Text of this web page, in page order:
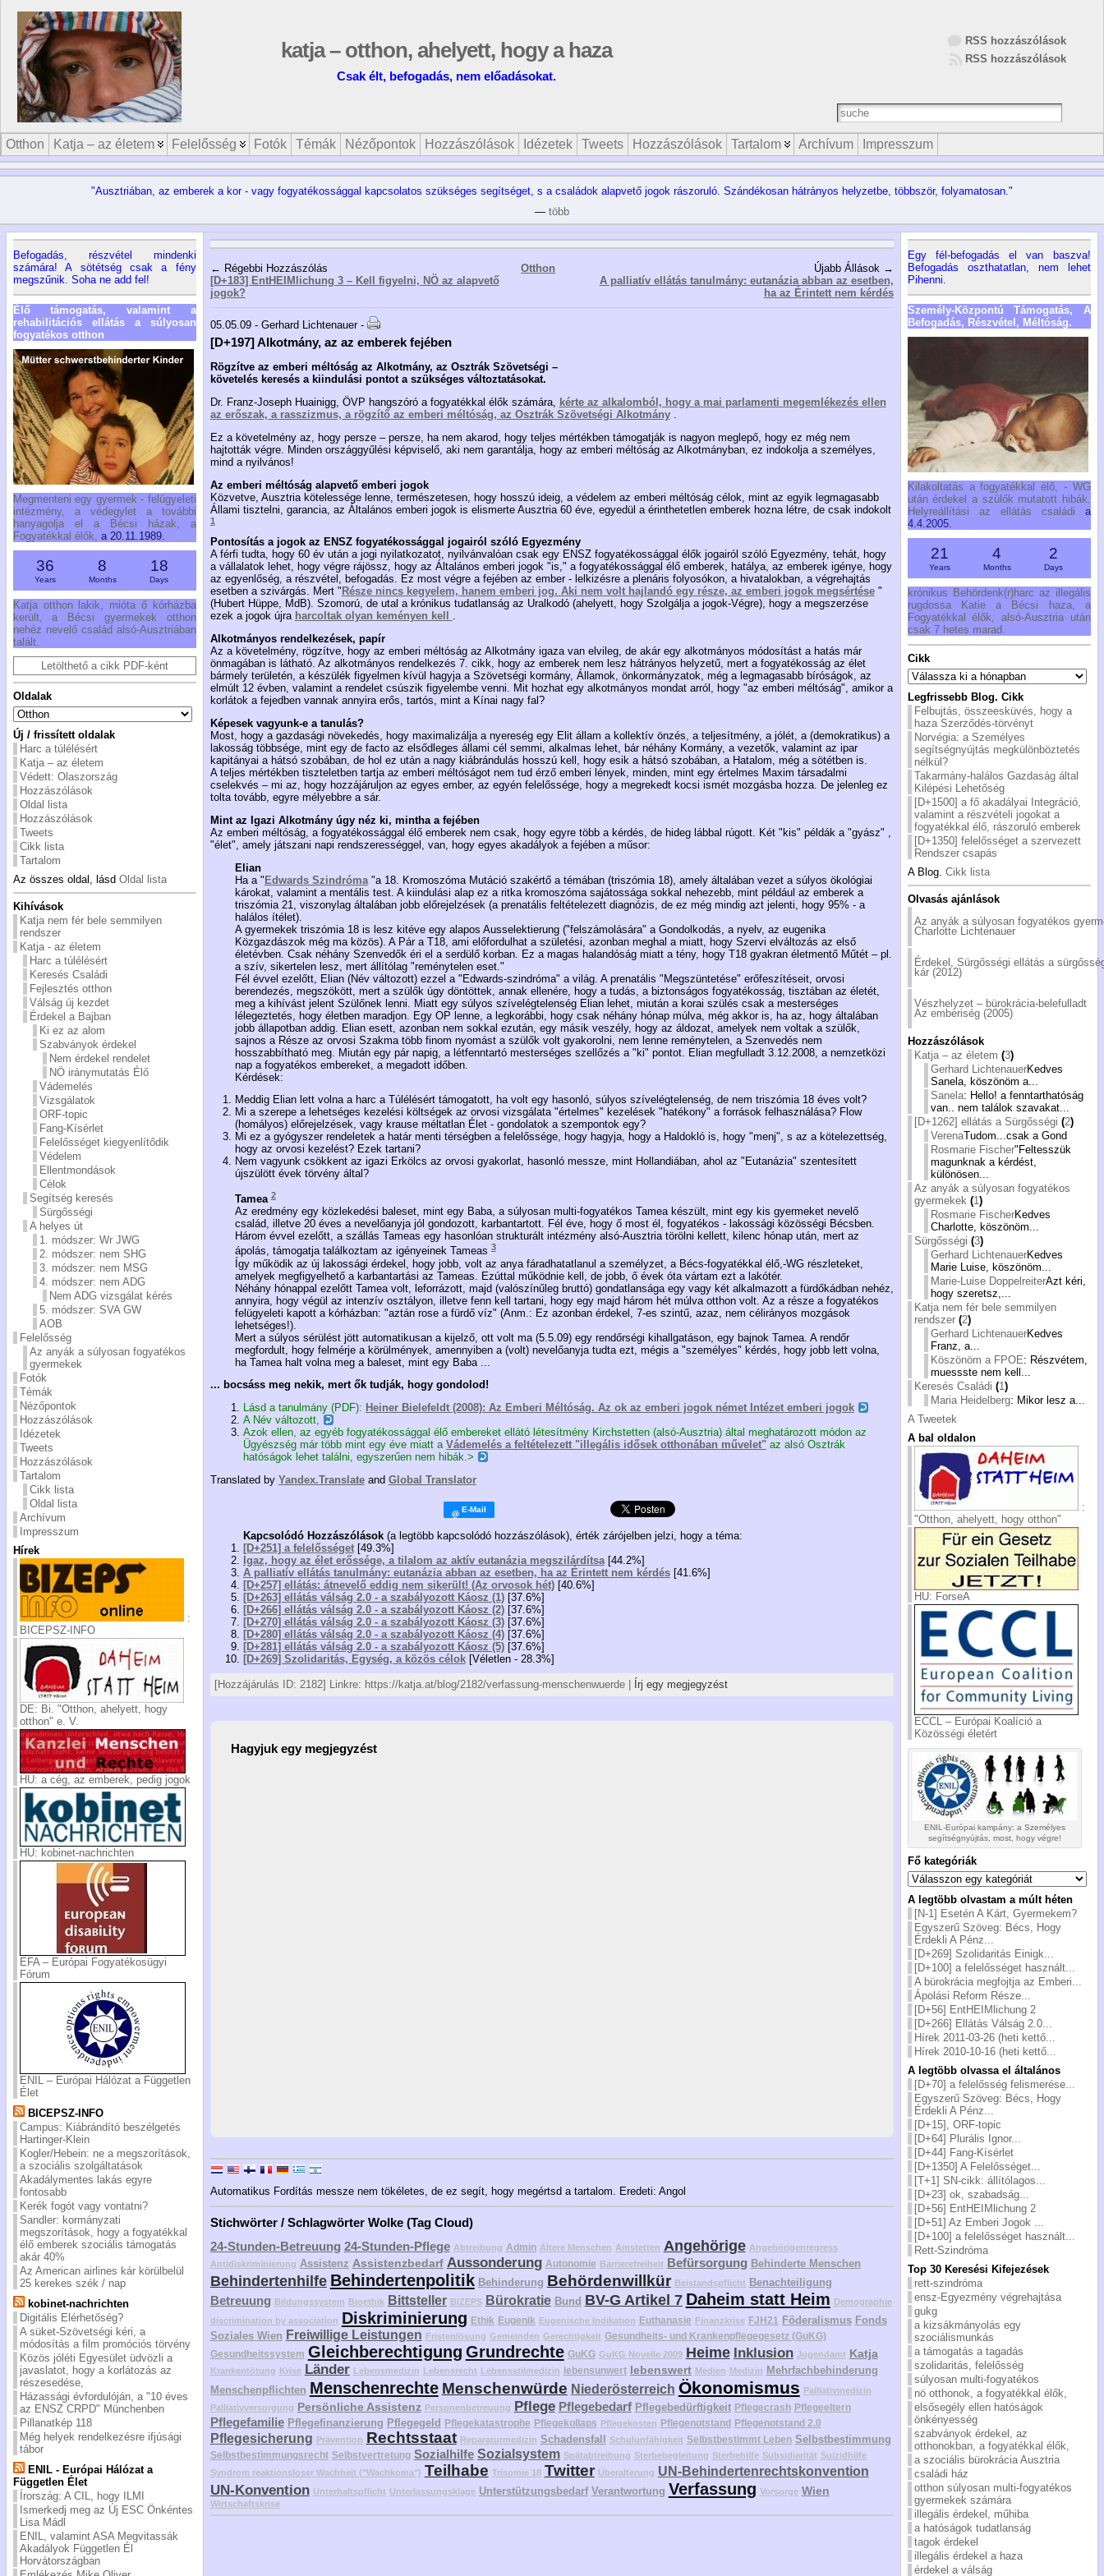
katja – otthon, ahelyett, hogy a haza
Csak élt, befogadás, nem előadásokat.
RSS hozzászólások
RSS hozzászólások
Otthon Katja – az életem Felelősség Fotók Témák Nézőpontok Hozzászólások Idézetek Tweets Hozzászólások Tartalom Archívum Impresszum
"Ausztriában, az emberek a kor - vagy fogyatékossággal kapcsolatos szükséges segítséget, s a családok alapvető jogok rászoruló. Szándékosan hátrányos helyzetbe, többször, folyamatosan."
— több
Befogadás, részvétel mindenki
számára! A sötétség csak a fény
megszűnik. Soha ne add fel!
Élő támogatás, valamint a
rehabilitációs ellátás a súlyosan
fogyatékos otthon
Megmenteni egy gyermek - felügyeleti
intézmény, a védegylet a további
hanyagolja el a Bécsi házak, a
Fogyatékkal élők, a 20.11.1989.
36
Years
8
Months
18
Days
Katja otthon lakik, mióta ő kórházba
került, a Bécsi gyermekek otthon
nehéz nevelő család alsó-Ausztriában
talált.
Letölthető a cikk PDF-ként
Oldalak
Új / frissített oldalak
Harc a túlélésért
Katja – az életem
Védett: Olaszország
Hozzászólások
Oldal lista
Hozzászólások
Tweets
Cikk lista
Tartalom
Az összes oldal, lásd Oldal lista
Kihívások
Katja nem fér bele semmilyen
rendszer
Katja - az életem
Harc a túlélésért
Keresés Családi
Fejlesztés otthon
Válság új kezdet
Érdekel a Bajban
Ki ez az alom
Szabványok érdekel
Nem érdekel rendelet
NÖ iránymutatás Élő
Vádemelés
Vizsgálatok
ORF-topic
Fang-Kísérlet
Felelősséget kiegyenlítődik
Védelem
Ellentmondások
Célok
Segítség keresés
Sürgősségi
A helyes út
1. módszer: Wr JWG
2. módszer: nem SHG
3. módszer: nem MSG
4. módszer: nem ADG
Nem ADG vizsgálat kérés
5. módszer: SVA GW
AOB
Felelősség
Az anyák a súlyosan fogyatékos
gyermekek
Fotók
Témák
Nézőpontok
Hozzászólások
Idézetek
Tweets
Hozzászólások
Tartalom
Cikk lista
Oldal lista
Archívum
Impresszum
Hírek
:
BICEPSZ-INFO
DE: Bi. "Otthon, ahelyett, hogy
otthon" e. V.
HU: a cég, az emberek, pedig jogok
HU: kobinet-nachrichten
EFA – Európai Fogyatékosügyi
Fórum
ENIL – Európai Hálózat a Független
Élet
BICEPSZ-INFO
Campus: Kiábrándító beszélgetés
Hartinger-Klein
Kogler/Hebein: ne a megszorítások,
a szociális szolgáltatások
Akadálymentes lakás egyre
fontosabb
Kerék fogót vagy vontatni?
Sandler: kormányzati
megszorítások, hogy a fogyatékkal
élő emberek szociális támogatás
akár 40%
Az American airlines kár körülbelül
25 kerekes szék / nap
kobinet-nachrichten
Digitális Elérhetőség?
A süket-Szövetségi kéri, a
módosítás a film promóciós törvény
Közös jóléti Egyesület üdvözli a
javaslatot, hogy a korlátozás az
részesedése,
Házassági évfordulóján, a "10 éves
az ENSZ CRPD" Münchenben
Pillanatkép 118
Még helyek rendelkezésre ifjúsági
tábor
ENIL - Európai Hálózat a
Független Élet
Írország: A CIL, hogy ILMI
Ismerkedj meg az Új ESC Önkéntes
Lisa Mádl
ENIL, valamint ASA Megvitassák
Akadályok Független Él
Horvátországban
← Régebbi Hozzászólás
[D+183] EntHEIMlichung 3 – Kell figyelni, NÖ az alapvető
jogok?
Otthon
Újabb Állások →
A palliatív ellátás tanulmány: eutanázia abban az esetben,
ha az Érintett nem kérdés
05.05.09 - Gerhard Lichtenauer -
[D+197] Alkotmány, az az emberek fejében
Rögzítve az emberi méltóság az Alkotmány, az Osztrák Szövetségi –
követelés keresés a kiindulási pontot a szükséges változtatásokat.
Dr. Franz-Joseph Huainigg, ÖVP hangszóró a fogyatékkal élők számára,
kérte az alkalomból, hogy a mai parlamenti megemlékezés ellen
az erőszak, a rasszizmus, a rögzítő az emberi méltóság, az Osztrák Szövetségi Alkotmány.
Ez a követelmény az, hogy persze – persze, ha nem akarod, hogy teljes mértékben támogatják is nagyon meglepő, hogy ez még nem
hajtották végre. Minden országgyűlési képviselő, aki nem garantálja, hogy az emberi méltóság az Alkotmányban, ez indokolja a személyes,
mind a nyilvános!
Az emberi méltóság alapvető emberi jogok
Közvetve, Ausztria kötelessége lenne, természetesen, hogy hosszú ideig, a védelem az emberi méltóság célok, mint az egyik legmagasabb
Állami tisztelni, garancia, az Általános emberi jogok is elismerte Ausztria 60 éve, egyedül a érinthetetlen emberek hozna létre, de csak indokolt
1
Pontosítás a jogok az ENSZ fogyatékossággal jogairól szóló Egyezmény
A férfi tudta, hogy 60 év után a jogi nyilatkozatot, nyilvánvalóan csak egy ENSZ fogyatékossággal élők jogairól szóló Egyezmény, tehát, hogy
a vállalatok lehet, hogy végre rájössz, hogy az Általános emberi jogok "is," a fogyatékossággal élő emberek, hatálya, az emberek igénye, hogy
az egyenlőség, a részvétel, befogadás. Ez most végre a fejében az ember - lelkizésre a plenáris folyosókon, a hivatalokban, a végrehajtás
esetben a szivárgás. Mert " Része nincs kegyelem, hanem emberi jog. Aki nem volt hajlandó egy része, az emberi jogok megsértése"
(Hubert Hüppe, MdB). Szomorú, de utal a krónikus tudatlanság az Uralkodó (ahelyett, hogy Szolgálja a jogok-Végre), hogy a megszerzése
ezek a jogok újra harcoltak olyan keményen kell .
Alkotmányos rendelkezések, papír
Az a követelmény, rögzítve, hogy az emberi méltóság az Alkotmány igaza van elvileg, de akár egy alkotmányos módosítást a hatás már
önmagában is látható. Az alkotmányos rendelkezés 7. cikk, hogy az emberek nem lesz hátrányos helyzetű, mert a fogyatékosság az élet
bármely területén, a készülék figyelmen kívül hagyja a Szövetségi kormány, Államok, önkormányzatok, még a legmagasabb bíróságok, az
elmúlt 12 évben, valamint a rendelet csúszik figyelembe venni. Mit hozhat egy alkotmányos mondat arról, hogy "az emberi méltóság", amikor a
korlátok a fejedben vannak annyira erős, tartós, mint a Kínai nagy fal?
Képesek vagyunk-e a tanulás?
Most, hogy a gazdasági növekedés, hogy maximalizálja a nyereség egy Elit állam a kollektív önzés, a teljesítmény, a jólét, a (demokratikus) a
lakosság többsége, mint egy de facto az elsődleges állami cél semmi, alkalmas lehet, bár néhány Kormány, a vezetők, valamint az ipar
kapitányai a hátsó szobában, de hol ez után a nagy kiábrándulás hosszú kell, hogy esik a hátsó szobában, a Hatalom, még a sötétben is.
A teljes mértékben tiszteletben tartja az emberi méltóságot nem tud érző emberi lények, minden, mint egy értelmes Maxim társadalmi
cselekvés – mi az, hogy hozzájáruljon az egyes ember, az egyén felelőssége, hogy a megrekedt kocsi ismét mozgásba hozza. De jelenleg ez
tolta tovább, egyre mélyebbre a sár.
Mint az Igazi Alkotmány úgy néz ki, mintha a fejében
Az emberi méltóság, a fogyatékossággal élő emberek nem csak, hogy egyre több a kérdés, de hideg lábbal rúgott. Két "kis" példák a "gyász" ,
"élet", amely játszani napi rendszerességgel, van, hogy egyes akadályok a fejében a műsor:
Elian
Ha a "Edwards Szindróma"a 18. Kromoszóma Mutáció szakértő a témában (triszómia 18), amely általában vezet a súlyos ökológiai
károkat, valamint a mentális test. A kiindulási alap ez a ritka kromoszóma sajátossága sokkal nehezebb, mint például az emberek a
triszómia 21, viszonylag általában jobb előrejelzések (a prenatális feltételezett diagnózis, de ez még mindig azt jelenti, hogy 95% - a
halálos ítélet).
A gyermekek triszómia 18 is lesz kitéve egy alapos Ausselektierung ("felszámolására" a Gondolkodás, a nyelv, az eugenika
Közgazdászok még ma közös). A Pár a T18, ami előfordulhat a születési, azonban meghal a miatt, hogy Szervi elváltozás az első
életévben. Csak néhány Szenvedők éri el a serdülő korban. Ez a magas halandóság miatt a tény, hogy T18 gyakran életmentő Műtét – pl.
a szív, sikertelen lesz, mert állítólag "reménytelen eset."
Fél évvel ezelőtt, Elian (Név változott) ezzel a "Edwards-szindróma" a világ. A prenatális "Megszüntetése" erőfeszítéseit, orvosi
berendezés, megszökött, mert a szülők úgy döntöttek, annak ellenére, hogy a tudás, a biztonságos fogyatékosság, tisztában az életét,
meg a kihívást jelent Szülőnek lenni. Miatt egy súlyos szívelégtelenség Elian lehet, miután a korai szülés csak a mesterséges
lélegeztetés, hogy életben maradjon. Egy OP lenne, a legkorábbi, hogy csak néhány hónap múlva, még akkor is, ha az, hogy általában
jobb állapotban addig. Elian esett, azonban nem sokkal ezután, egy másik veszély, hogy az áldozat, amelyek nem voltak a szülők,
sajnos a Része az orvosi Szakma több finom nyomást a szülők volt gyakorolni, nem lenne reménytelen, a Szenvedés nem
hosszabbítható meg. Miután egy pár napig, a létfenntartó mesterséges szellőzés a "ki" pontot. Elian megfulladt 3.12.2008, a nemzetközi
nap a fogyatékos embereket, a megadott időben.
Kérdések:
Meddig Elian lett volna a harc a Túlélésért támogatott, ha volt egy hasonló, súlyos szívelégtelenség, de nem triszómia 18 éves volt?
Mi a szerepe a lehetséges kezelési költségek az orvosi vizsgálata "értelmes" kezelések "hatékony" a források felhasználása? Flow
(homályos) előrejelzések, vagy krause méltatlan Élet - gondolatok a szempontok egy?
Mi ez a gyógyszer rendeletek a határ menti térségben a felelőssége, hogy hagyja, hogy a Haldokló is, hogy "menj", s az a kötelezettség,
hogy az orvosi kezelést? Ezek tartani?
Nem vagyunk csökkent az igazi Erkölcs az orvosi gyakorlat, hasonló messze, mint Hollandiában, ahol az "Eutanázia" szentesített
újszülött évek törvény által?
Tamea 2
Az eredmény egy közlekedési baleset, mint egy Baba, a súlyosan multi-fogyatékos Tamea készült, mint egy kis gyermeket nevelő
család, illetve 20 éves a nevelőanyja jól gondozott, karbantartott. Fél éve, hogy ő most él, fogyatékos - lakossági közösségi Bécsben.
Három évvel ezelőtt, a szállás Tameas egy hasonlóan strukturált intézmény alsó-Ausztria törölni kellett, kilenc hónap után, mert az
ápolás, támogatja találkoztam az igényeinek Tameas3
Így működik az új lakossági érdekel, hogy jobb, volt az anya fáradhatatlanul a személyzet, a Bécs-fogyatékkal élő,-WG részleteket,
amelyek megfigyelhető a karbantartási az Tameas. Ezúttal működnie kell, de jobb, ő évek óta vártam ezt a lakótér.
Néhány hónappal ezelőtt Tamea volt, leforrázott, majd (valószínűleg bruttó) gondatlansága egy vagy két alkalmazott a fürdőkádban nehéz,
annyira, hogy végül az intenzív osztályon, illetve fenn kell tartani, hogy egy majd három hét múlva otthon volt. Az a része a fogyatékos
felügyeleti kapott a kórházban: "aztán rose a fürdő víz" (Anm.: Ez azonban érdekel, 7-es szintű, azaz, nem célirányos mozgások
lehetséges!).
Mert a súlyos sérülést jött automatikusan a kijelző, ott volt ma (5.5.09) egy rendőrségi kihallgatáson, egy bajnok Tamea. A rendőr
megfordult, hogy felmérje a körülmények, amennyiben a (volt) nevelőanyja tudta ezt, mégis a "személyes" kérdés, hogy jobb lett volna,
ha Tamea halt volna meg a baleset, mint egy Baba ...
... bocsáss meg nekik, mert ők tudják, hogy gondolod!
Lásd a tanulmány (PDF): Heiner Bielefeldt (2008): Az Emberi Méltóság. Az ok az emberi jogok német Intézet emberi jogok
A Név változott,
Azok ellen, az egyéb fogyatékossággal élő embereket ellátó létesítmény Kirchstetten (alsó-Ausztria) által meghatározott módon az
Ügyészség már több mint egy éve miatt a Vádemelés a feltételezett "illegális idősek otthonában művelet"az alsó Osztrák
hatóságok lehet találni, egyszerűen nem hibák.>
Translated by Yandex.Translateand Global Translator
Kapcsolódó Hozzászólások(a legtöbb kapcsolódó hozzászólások), érték zárójelben jelzi, hogy a téma:
[D+251] a felelősséget[49.3%]
Igaz, hogy az élet erőssége, a tilalom az aktív eutanázia megszilárdítsa[44.2%]
A palliatív ellátás tanulmány: eutanázia abban az esetben, ha az Érintett nem kérdés[41.6%]
[D+257] ellátás: átnevelő eddig nem sikerült! (Az orvosok hét)[40.6%]
[D+263] ellátás válság 2.0 - a szabályozott Káosz (1)[37.6%]
[D+266] ellátás válság 2.0 - a szabályozott Káosz (2)[37.6%]
[D+270] ellátás válság 2.0 - a szabályozott Káosz (3)[37.6%]
[D+280] ellátás válság 2.0 - a szabályozott Káosz (4)[37.6%]
[D+281] ellátás válság 2.0 - a szabályozott Káosz (5)[37.6%]
[D+269] Szolidaritás, Egység, a közös célok[Véletlen - 28.3%]
[Hozzájárulás ID: 2182] Linkre: https://katja.at/blog/2182/verfassung-menschenwuerde | Írj egy megjegyzést
Hagyjuk egy megjegyzést
Automatikus Fordítás messze nem tökéletes, de ez segít, hogy megértsd a tartalom. Eredeti: Angol
Stichwörter / Schlagwörter Wolke (Tag Cloud)
24-Stunden-Betreuung 24-Stunden-Pflege Abtreibung Admin Ältere Menschen Amstetten Angehörige Angehörigenregress
Antidiskriminierung Assistenz Assistenzbedarf Aussonderung Autonomie Barrierefreiheit Befürsorgung Behinderte Menschen
Behindertenhilfe Behindertenpolitik Behinderung Behördenwillkür Beistandspflicht Benachteiligung
Betreuung Bildungssystem Bioethik Bittsteller BIZEPS Bürokratie Bund BV-G Artikel 7 Daheim statt Heim Demographie
discrimination by association Diskriminierung Ethik Eugenik Eugenische Indikation Euthanasie Finanzkrise FJH21 Föderalismus Fonds
Soziales Wien Freiwillige Leistungen Fristenlösung Gemeinden Gerechtigkeit Gesundheits- und Krankenpflegegesetz (GuKG)
Gesundheitssystem Gleichberechtigung Grundrechte GuKG GuKG Novelle 2009 Heime Inklusion Jugendamt Katja
Krankentötung Krise Länder Lebensmedizin Lebensrecht Lebensstilmedizin lebensunwert lebenswert Medien Medizin Mehrfachbehinderung
Menschenpflichten Menschenrechte Menschenwürde Niederösterreich Ökonomismus Palliativmedizin
Palliativversorgung Persönliche Assistenz Personenbetreuung Pflege Pflegebedarf Pflegebedürftigkeit Pflegecrash Pflegeeltern
Pflegefamilie Pflegefinanzierung Pflegegeld Pflegekatastrophe Pflegekollaps Pflegekosten Pflegenotstand Pflegenotstand 2.0
Pflegesicherung Prävention Rechtsstaat Reparaturmedizin Schadensfall Schulunfähigkeit Selbstbestimmt Leben Selbstbestimmung
Selbstbestimmungsrecht Selbstvertretung Sozialhilfe Sozialsystem Spätabtreibung Sterbebegleitung Sterbehilfe Subsidiarität Suizidhilfe
Syndrom reaktionsloser Wachheit ("Wachkoma") Teilhabe Trisomie 18 Twitter Überalterung UN-Behindertenrechtskonvention
UN-Konvention Unterhaltspflicht Unterlassungsklage Unterstützungsbedarf Verantwortung Verfassung Vorsorge Wien
Wirtschaftskrise
Egy fél-befogadás el van baszva!
Befogadás oszthatatlan, nem lehet
Pihenni.
Személy-Központú Támogatás, A
Befogadás, Részvétel, Méltóság.
Kilakoltatás a fogyatékkal élő, - WG
után érdekel a szülők mutatott hibák.
Helyreállítási az ellátás családi a
4.4.2005.
21
Years
4
Months
2
Days
krónikus Behördenk(r)harc az illegális
rugdossa Katie a Bécsi haza, a
Fogyatékkal élők, alsó-Ausztria után
csak 7 hetes marad.
Cikk
Cikk
Legfrissebb Blog. Cikk
Felbujtás, összeesküvés, hogy a
haza Szerződés-törvényt
Norvégia: a Személyes
segítségnyújtás megkülönböztetés
nélkül?
Takarmány-halálos Gazdaság által
Kilépési Lehetőség
[D+1500] a fő akadályai Integráció,
valamint a részvételi jogokat a
fogyatékkal élő, rászoruló emberek
[D+1350] felelősséget a szervezett
Rendszer csapás
A Blog. Cikk lista
Olvasás ajánlások
Az anyák a súlyosan fogyatékos
Charlotte Lichtenauer
Érdekel, Sürgősségi ellátás a
kár (2012)
Vészhelyzet – bürokrácia-belefulladt
Az emberiség (2005)
Hozzászólások
Katja – az életem (3)
Gerhard LichtenauerKedves
Sanela, köszönöm a...
Sanela: Hello! a fenntarthatóság
van.. nem találok szavakat...
[D+1262] ellátás a Sürgősségi (2)
VerenaTudom...csak a Gond
Rosmarie Fischer"Feltesszük
magunknak a kérdést,
különösen...
Az anyák a súlyosan fogyatékos
gyermekek (1 )
Rosmarie FischerKedves
Charlotte, köszönöm...
Sürgősségi (3)
Gerhard LichtenauerKedves
Marie Luise, köszönöm...
Marie-Luise DoppelreiterAzt kéri,
hogy szeretsz,...
Katja nem fér bele semmilyen
rendszer(2)
Gerhard LichtenauerKedves
Franz, a...
Köszönöm a FPOE: Részvétem,
muessste nem kell...
Keresés Családi (1 )
Maria Heidelberg: Mikor lesz a...
A Tweetek
A bal oldalon
:
"Otthon, ahelyett, hogy otthon"
HU: ForseA
ECCL – Európai Koalíció a
Közösségi életért
ENIL-Európai kampány: a Személyes
segítségnyújtás, most, hogy végre!
Fő kategóriák
Fő
kategóriák
A legtöbb olvastam a múlt héten
[N-1] Esetén A Kárt, Gyermekem?
Egyszerű Szöveg: Bécs, Hogy
Érdekli A Pénz...
[D+269] Szolidaritás Einigk...
[D+100] a felelősséget használt...
A bürokrácia megfojtja az Emberi...
Ápolási Reform Része...
[D+56] EntHEIMlichung 2
[D+266] Ellátás Válság 2.0...
Hírek 2011-03-26 (heti kettő...
Hírek 2010-10-16 (heti kettő...
A legtöbb olvassa el általános
[D+70] a felelősség felismerése...
Egyszerű Szöveg: Bécs, Hogy
Érdekli A Pénz...
[D+15], ORF-topic
[D+64] Plurális Ignor...
[D+44] Fang-Kísérlet
[D+1350] A Felelősséget...
[T+1] SN-cikk: állítólagos...
[D+23] ok, szabadság...
[D+56] EntHEIMlichung 2
[D+51] Az Emberi Jogok ...
[D+100] a felelősséget használt...
Rett-Szindróma
Top 30 Keresési Kifejezések
rett-szindróma
ensz-Egyezmény végrehajtása
gukg
a kizsákmányolás egy
szociálismunkás
a támogatás a tagadás
szolidaritás, felelősség
súlyosan multi-fogyatékos
nö otthonok, a fogyatékkal élők,
elsősegély ellen hatóságok
önkényesség
szabványok érdekel, az
otthonokban, a fogyatékkal élők,
a szociális bürokrácia Ausztria
családi ház
otthon súlyosan multi-fogyatékos
gyermekek számára
illegális érdekel, műhiba
a hatóságok tudatlanság
tagok érdekel
illegális érdekel a haza
érdekel a válság